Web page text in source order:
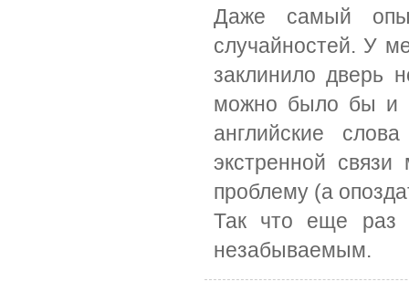
Даже самый
случайностей. У
заклинило дверь
можно было бы и
английские
экстренной
проблему (а
Так что еще раз
незабываемым.